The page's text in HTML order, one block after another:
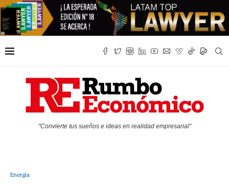
"Convierte tus sueños e ideas en realidad empresarial"
Energía